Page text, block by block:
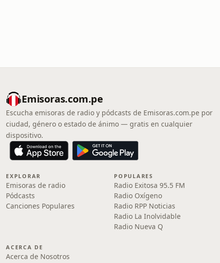
Emisoras.com.pe
Escucha emisoras de radio y pódcasts de Emisoras.com.pe por
ciudad, género o estado de ánimo — gratis en cualquier
dispositivo.
EXPLORAR
Emisoras de radio
Pódcasts
Canciones Populares
POPULARES
Radio Exitosa 95.5 FM
Radio Oxígeno
Radio RPP Noticias
Radio La Inolvidable
Radio Nueva Q
ACERCA DE
Acerca de Nosotros